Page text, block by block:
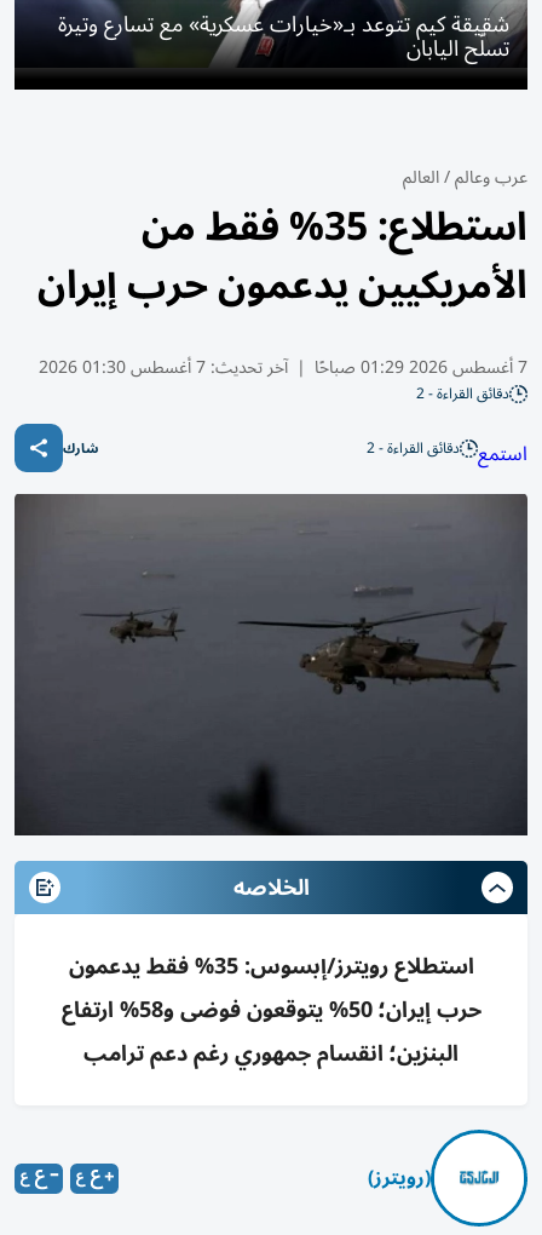
شقيقة كيم تتوعد بـ«خيارات عسكرية» مع تسارع وتيرة
تسلّح اليابان
عرب وعالم/العالم
استطلاع: 35% فقط من
الأمريكيين يدعمون حرب إيران
7 أغسطس 2026 01:29 صباحًا | آخر تحديث:7 أغسطس 01:30 2026
دقائق القراءة - 2
استمع دقائق القراءة - 2 شارك
الخلاصه
استطلاع رويترز/إبسوس: 35% فقط يدعمون
حرب إيران؛ 50% يتوقعون فوضى و58% ارتفاع
البنزين؛ انقسام جمهوري رغم دعم ترامب
(رويترز)